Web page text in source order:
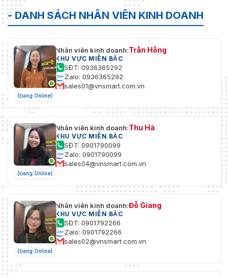
- DANH SÁCH NHÂN VIÊN KINH DOANH
(Đang Online)
Nhân viên kinh doanh:Trần Hồng
KHU VỰC MIỀN BẮC
SĐT: 0936365292
Zalo: 0936365292
sales01@vnsmart.com.vn
(Đang Online)
Nhân viên kinh doanh:Thu Hà
KHU VỰC MIỀN BẮC
SĐT: 0901790099
Zalo: 0901790099
sales04@vnsmart.com.vn
(Đang Online)
Nhân viên kinh doanh:Đỗ Giang
KHU VỰC MIỀN BẮC
SĐT: 0901792266
Zalo: 0901792266
sales02@vnsmart.com.vn